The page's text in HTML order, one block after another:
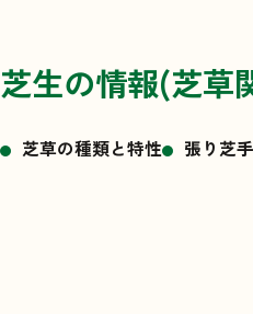
芝生の情報(芝草
芝草の種類と特性 張り芝